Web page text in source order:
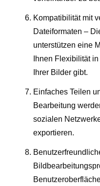
Kompatibilität mit
Dateiformaten –
unterstützen eine
Ihnen Flexibilität
Ihrer Bilder gibt.
Einfaches Teilen
Bearbeitung
sozialen
exportieren.